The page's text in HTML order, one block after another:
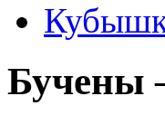
Бучены